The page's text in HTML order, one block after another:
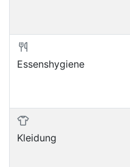
Essenshygiene
Kleidung